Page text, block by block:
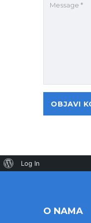
O NAMA
Log In